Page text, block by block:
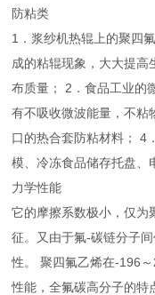
防粘类
1．浆纱机热辊上的聚四
成的粘辊现象，大大提高
布质量； 2．食品工业
有不吸收微波能量，不粘
口的热合套防粘材料；
模、冷冻食品储存托盘、
力学性能
它的摩擦系数极小，仅为
征。又由于氟-碳链分子
性。 聚四氟乙烯在-196
性能，全氟碳高分子的特